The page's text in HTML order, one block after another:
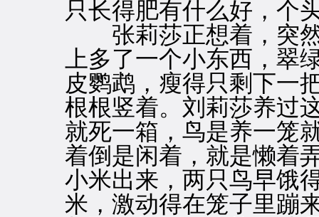
只长得肥有什么好，个
张莉莎正想着，突然
上多了一个小东西，翠
皮鹦鹉，瘦得只剩下一
根根竖着。刘莉莎养过
就死一箱，鸟是养一笼
着倒是闲着，就是懒着
小米出来，两只鸟早饿
米，激动得在笼子里蹦